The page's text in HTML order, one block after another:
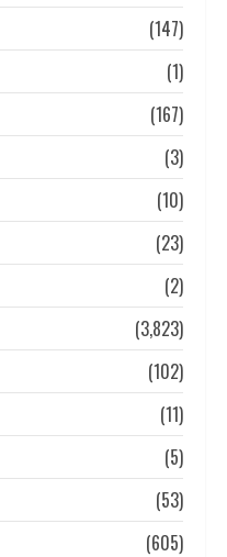
(147)
(1)
(167)
(3)
(10)
(23)
(2)
(3,823)
(102)
(11)
(5)
(53)
(605)